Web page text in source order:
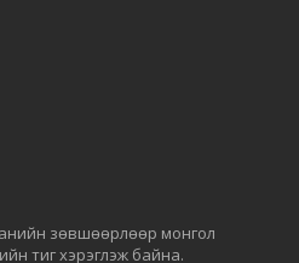
зөвшөөрлөөр монгол
тиг хэрэглэж байна.